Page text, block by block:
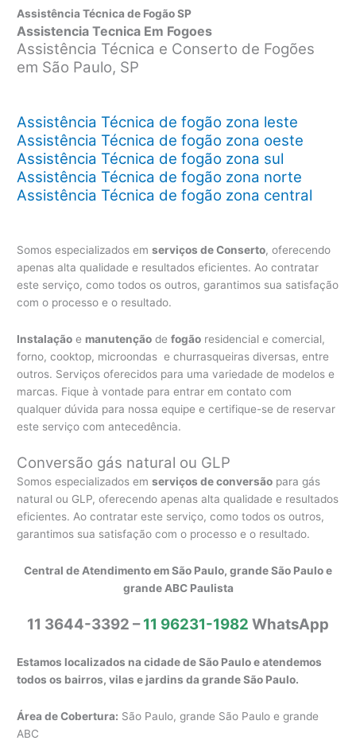
Assistência Técnica de Fogão SP
Assistencia Tecnica Em Fogoes
Assistência Técnica e Conserto de Fogões
em São Paulo, SP
Assistência Técnica de fogão zona leste
Assistência Técnica de fogão zona oeste
Assistência Técnica de fogão zona sul
Assistência Técnica de fogão zona norte
Assistência Técnica de fogão zona central
Somos especializados emserviços de Conserto, oferecendo
apenas alta qualidade e resultados eficientes. Ao contratar
este serviço, como todos os outros, garantimos sua satisfação
com o processo e o resultado.
Instalação e manutenção defogão residencial e comercial,
forno, cooktop, microondas e churrasqueiras diversas, entre
outros. Serviços oferecidos para uma variedade de modelos e
marcas. Fique à vontade para entrar em contato com
qualquer dúvida para nossa equipe e certifique-se de reservar
este serviço com antecedência.
Conversão gás natural ou GLP
Somos especializados emserviços de conversão para gás
natural ou GLP, oferecendo apenas alta qualidade e resultados
eficientes. Ao contratar este serviço, como todos os outros,
garantimos sua satisfação com o processo e o resultado.
Central de Atendimento em São Paulo, grande São Paulo e
grande ABC Paulista
11 3644-3392 –11 96231-1982 WhatsApp
Estamos localizados na cidade de São Paulo e atendemos
todos os bairros, vilas e jardins da grande São Paulo.
Área de Cobertura: São Paulo, grande São Paulo e grande
ABC